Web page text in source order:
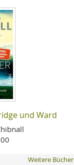
und Ward
Weitere Bücher